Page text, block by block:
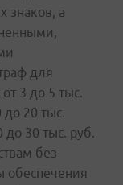
знаков, а
для
3 до 5 тыс.
20 тыс.
30 тыс. руб.
без
обеспечения